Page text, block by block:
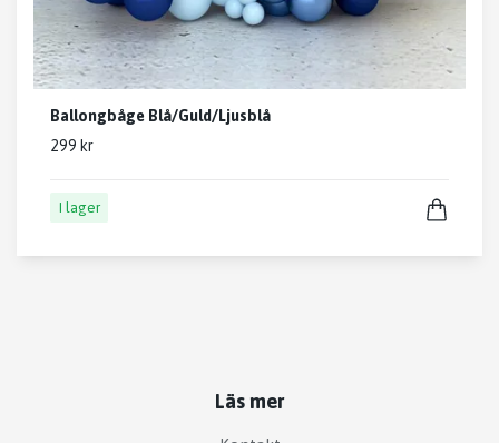
Ballongbåge Blå/Guld/Ljusblå
299 kr
I lager
Läs mer